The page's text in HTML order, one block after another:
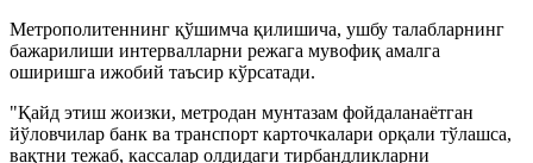
Метрополитеннинг қўшимча қилишича, ушбу талабларнинг
бажарилиши интервалларни режага мувофиқ амалга
оширишга ижобий таъсир кўрсатади.
"Қайд этиш жоизки, метродан мунтазам фойдаланаётган
йўловчилар банк ва транспорт карточкалари орқали тўлашса,
вақтни тежаб, кассалар олдидаги тирбандликларни